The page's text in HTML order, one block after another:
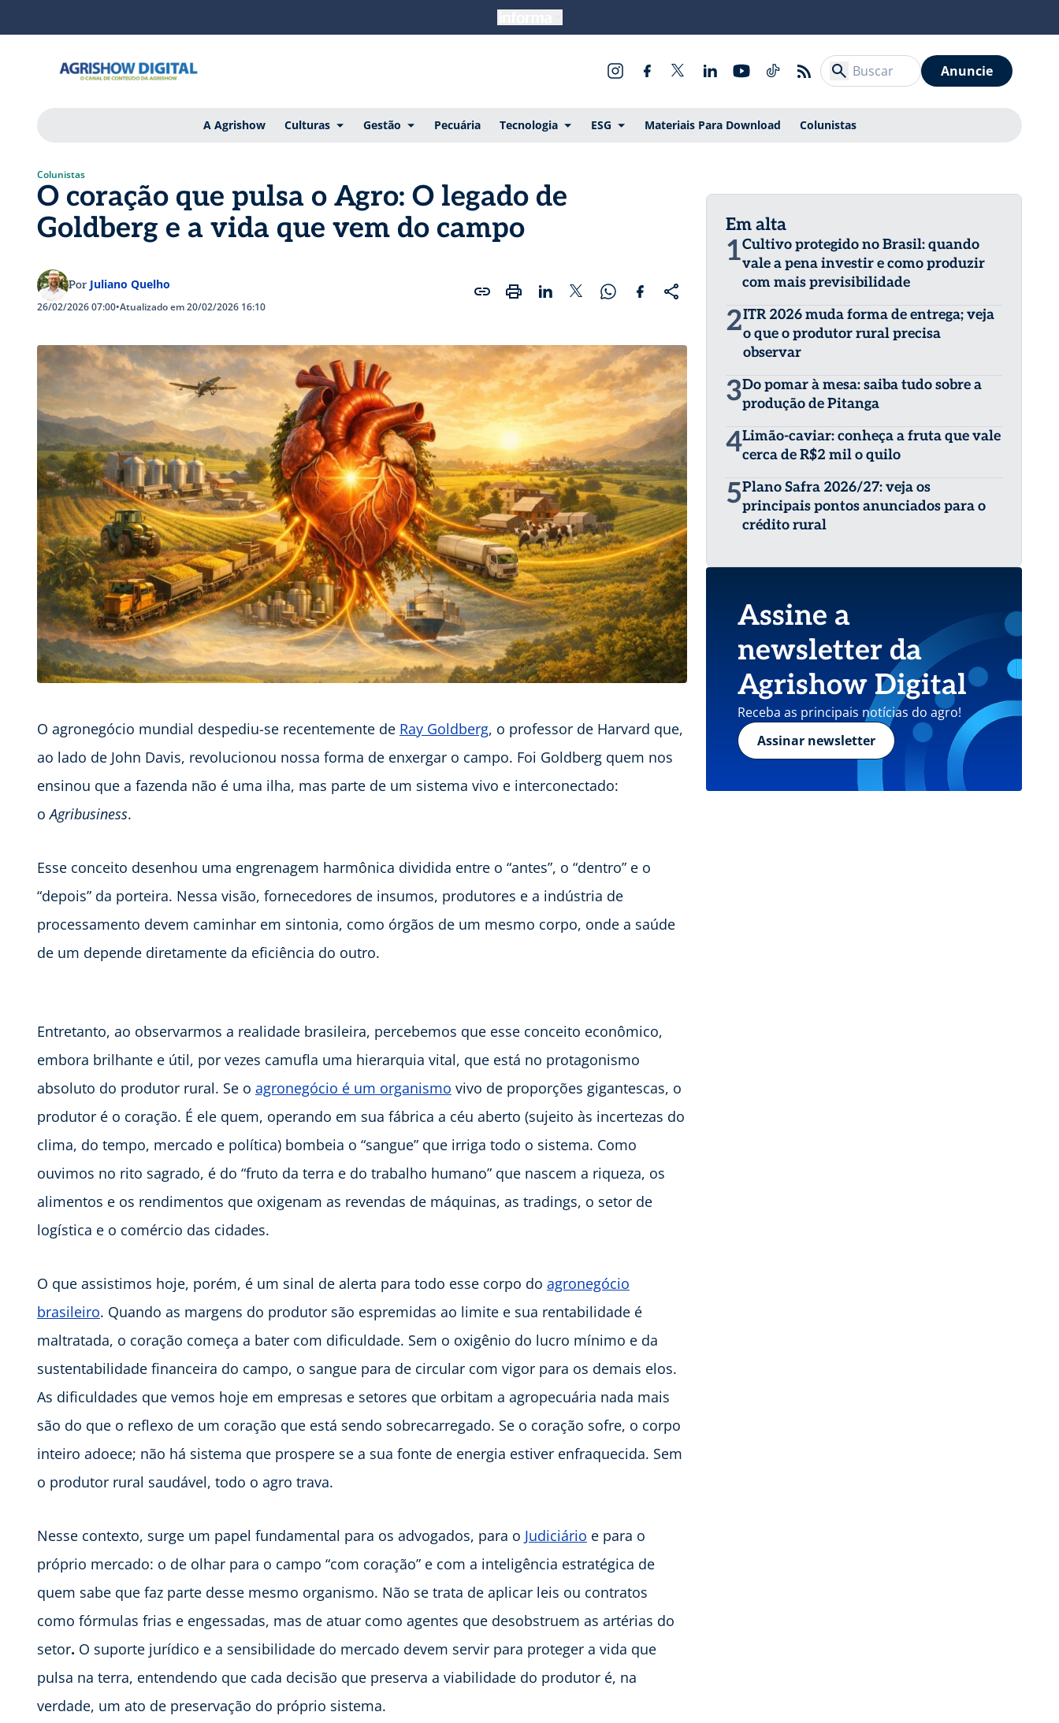
Anuncie
A Agrishow Culturas Gestão Pecuária Tecnologia ESG Materiais Para Download Colunistas
Colunistas
O coração que pulsa o Agro: O legado de
Goldberg e a vida que vem do campo
Por Juliano Quelho
26/02/2026 07:00•Atualizado em 20/02/2026 16:10
O agronegócio mundial despediu-se recentemente de Ray Goldberg, o professor de Harvard que,
ao lado de John Davis, revolucionou nossa forma de enxergar o campo. Foi Goldberg quem nos
ensinou que a fazenda não é uma ilha, mas parte de um sistema vivo e interconectado:
oAgribusiness.
Esse conceito desenhou uma engrenagem harmônica dividida entre o “antes”, o “dentro” e o
“depois” da porteira. Nessa visão, fornecedores de insumos, produtores e a indústria de
processamento devem caminhar em sintonia, como órgãos de um mesmo corpo, onde a saúde
de um depende diretamente da eficiência do outro.
Entretanto, ao observarmos a realidade brasileira, percebemos que esse conceito econômico,
embora brilhante e útil, por vezes camufla uma hierarquia vital, que está no protagonismo
absoluto do produtor rural. Se o agronegócio é um organismo vivo de proporções gigantescas, o
produtor é o coração. É ele quem, operando em sua fábrica a céu aberto (sujeito às incertezas do
clima, do tempo, mercado e política) bombeia o “sangue” que irriga todo o sistema. Como
ouvimos no rito sagrado, é do “fruto da terra e do trabalho humano” que nascem a riqueza, os
alimentos e os rendimentos que oxigenam as revendas de máquinas, as tradings, o setor de
logística e o comércio das cidades.
O que assistimos hoje, porém, é um sinal de alerta para todo esse corpo do agronegócio
brasileiro. Quando as margens do produtor são espremidas ao limite e sua rentabilidade é
maltratada, o coração começa a bater com dificuldade. Sem o oxigênio do lucro mínimo e da
sustentabilidade financeira do campo, o sangue para de circular com vigor para os demais elos.
As dificuldades que vemos hoje em empresas e setores que orbitam a agropecuária nada mais
são do que o reflexo de um coração que está sendo sobrecarregado. Se o coração sofre, o corpo
inteiro adoece; não há sistema que prospere se a sua fonte de energia estiver enfraquecida. Sem
o produtor rural saudável, todo o agro trava.
Nesse contexto, surge um papel fundamental para os advogados, para o Judiciário e para o
próprio mercado: o de olhar para o campo “com coração” e com a inteligência estratégica de
quem sabe que faz parte desse mesmo organismo. Não se trata de aplicar leis ou contratos
como fórmulas frias e engessadas, mas de atuar como agentes que desobstruem as artérias do
setor. O suporte jurídico e a sensibilidade do mercado devem servir para proteger a vida que
pulsa na terra, entendendo que cada decisão que preserva a viabilidade do produtor é, na
verdade, um ato de preservação do próprio sistema.
Em alta
1Cultivo protegido no Brasil: quando
vale a pena investir e como produzir
com mais previsibilidade
2ITR 2026 muda forma de entrega; veja
o que o produtor rural precisa
observar
3Do pomar à mesa: saiba tudo sobre a
produção de Pitanga
4Limão-caviar: conheça a fruta que vale
cerca de R$2 mil o quilo
5Plano Safra 2026/27: veja os
principais pontos anunciados para o
crédito rural
Assine a
newsletter da
Agrishow Digital
Receba as principais notícias do agro!
Assinar newsletter